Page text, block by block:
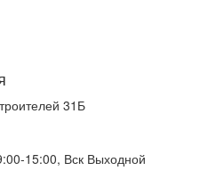
31Б
15:00, Вск Выходной